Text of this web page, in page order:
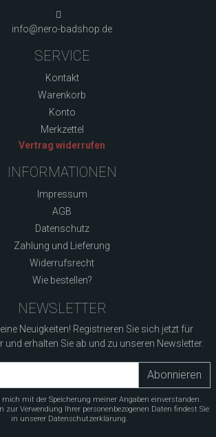
info@nero-badshop.de
SERVICE
Kontakt
Warenkorb
Konto
Merkzettel
Vertrag widerrufen
INFORMATIONEN
Impressum
AGB
Datenschutz
Zahlung und Lieferung
Widerrufsrecht
Wie bestellen?
NEWSLETTER
Neuigkeiten! Registrieren Sie sich jetzt für
und erhalten Sie ab und zu unseren Newsletter.
Abonnieren
mit der Speicherung meiner Angaben einverstanden.
zur Verwendung Ihrer personenbezogenen Daten findest Sie
in unserer Datenschutzerklärung.